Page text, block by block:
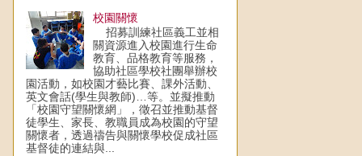
校園關懷
招募訓練社區義工並相
關資源進入校園進行生命
教育、品格教育等服務，
協助社區學校社團舉辦校
園活動，如校園才藝比賽、課外活動、
英文會話(學生與教師)…等。並擬推動
「校園守望關懷網」，徵召並推動基督
徒學生、家長、教職員成為校園的守望
關懷者，透過禱告與關懷學校促成社區
基督徒的連結與...